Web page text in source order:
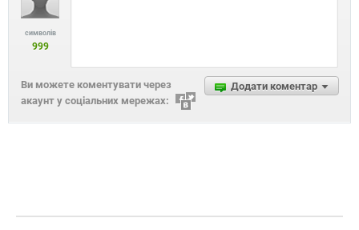
символів
999
Додати коментар
Ви можете коментувати через
акаунт у соціальних мережах: